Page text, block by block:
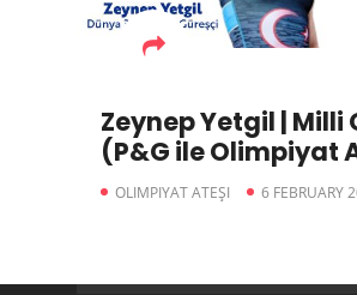
Zeynep Yetgil | Milli
(P&G ile Olimpiyat
OLIMPIYAT ATEŞI 6 FEBRUARY